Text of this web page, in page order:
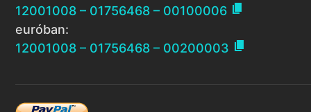
12001008 – 01756468 – 00100006 
euróban:
12001008 – 01756468 – 00200003 